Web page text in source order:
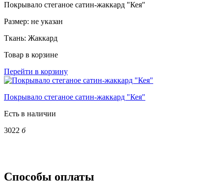
Покрывало стеганое сатин-жаккард "Кея"
Размер: не указан
Ткань: Жаккард
Товар в корзине
Перейти в корзину
Покрывало стеганое сатин-жаккард "Кея"
Есть в наличии
3022 б
Способы оплаты